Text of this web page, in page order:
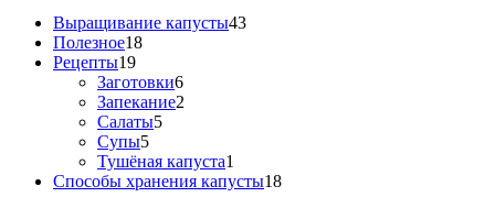
Выращивание капусты43
Полезное18
Рецепты19
Заготовки6
Запекание2
Салаты5
Супы5
Тушёная капуста1
Способы хранения капусты18